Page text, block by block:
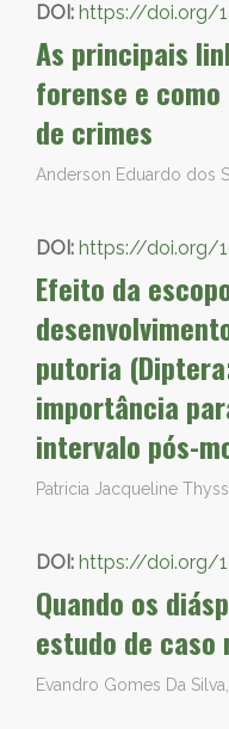
DOI: https://doi.org/
As principais
forense e
de crimes
Anderson Eduardo dos
DOI: https://doi.org/
Efeito da
putoria
importância
intervalo pós-
Patricia Jacqueline
DOI: https://doi.org/
Quando os
estudo de caso
Evandro Gomes Da